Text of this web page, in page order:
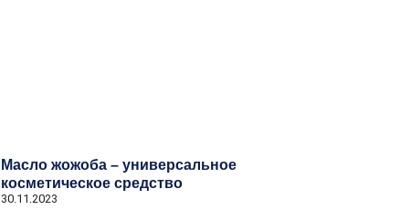
Масло жожоба – универсальное
косметическое средство
30.11.2023